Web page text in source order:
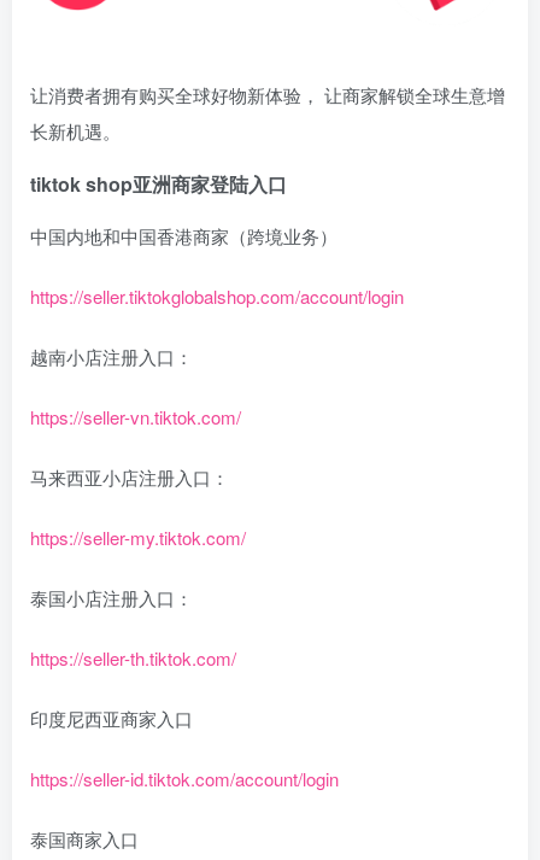
让消费者拥有购买全球好物新体验， 让商家解锁全球生意增
长新机遇。
tiktok shop亚洲商家登陆入口
中国内地和中国香港商家（跨境业务）
https://seller.tiktokglobalshop.com/account/login
越南小店注册入口：
https://seller-vn.tiktok.com/
马来西亚小店注册入口：
https://seller-my.tiktok.com/
泰国小店注册入口：
https://seller-th.tiktok.com/
印度尼西亚商家入口
https://seller-id.tiktok.com/account/login
泰国商家入口